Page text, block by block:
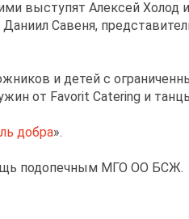
выступят Алексей Холод
Савеня,
и детей с
от Favorit Catering и
добра».
подопечным МГО ОО БСЖ.